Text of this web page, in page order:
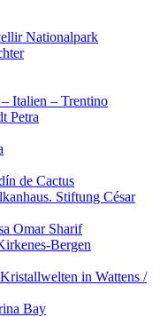
Nationalpark
Italien – Trentino
Petra
de Cactus
Stiftung César
Omar Sharif
Bergen
in Wattens /
Bay